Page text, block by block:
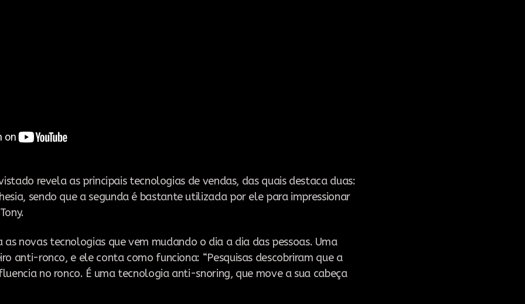
revela as principais tecnologias de vendas, das quais destaca duas:
sendo que a segunda é bastante utilizada por ele para impressionar
novas tecnologias que vem mudando o dia a dia das pessoas. Uma
anti-ronco, e ele conta como funciona: “Pesquisas descobriram que a
no ronco. É uma tecnologia anti-snoring, que move a sua cabeça